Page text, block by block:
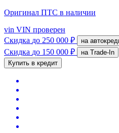
Оригинал ПТС в наличии
vin VIN проверен
Скидка до 250 000 ₽ на
Скидка до 150 000 ₽
на Trade-In
Купить в кредит